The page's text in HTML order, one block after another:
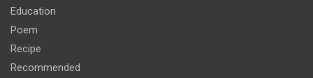
Education
Poem
Recipe
Recommended